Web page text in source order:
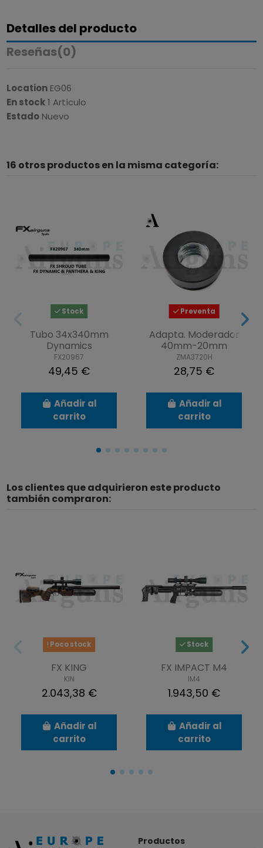
Detalles del producto
Reseñas(0)
Location EG06
En stock 1 Artículo
Estado Nuevo
16 otros productos en la misma categoría:
Stock
Tubo 34x340mm
Dynamics
FX20967
49,45 €
Añadir al
carrito
Preventa
Adapta. Moderador
40mm-20mm
ZMA3720H
28,75 €
Añadir al
carrito
Los clientes que adquirieron este producto
también compraron:
Poco stock
FX KING
KIN
2.043,38 €
Añadir al
carrito
Stock
FX IMPACT M4
IM4
1.943,50 €
Añadir al
carrito
Productos